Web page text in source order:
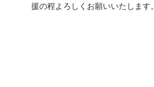
援の程よろしくお願いいたします。